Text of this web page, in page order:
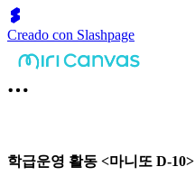
Creado con Slashpage
학급운영 활동 <마니또 D-10>